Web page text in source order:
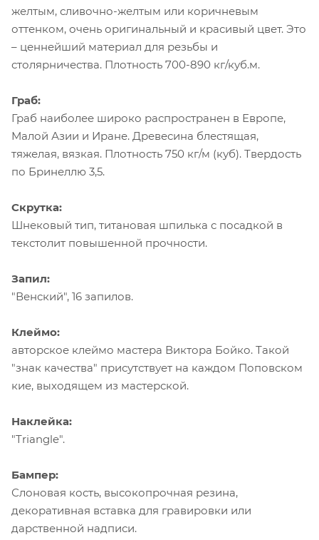
желтым, сливочно-желтым или коричневым
оттенком, очень оригинальный и красивый цвет. Это
– ценнейший материал для резьбы и
столярничества. Плотность 700-890 кг/куб.м.
Граб:
Граб наиболее широко распространен в Европе,
Малой Азии и Иране. Древесина блестящая,
тяжелая, вязкая. Плотность 750 кг/м (куб). Твердость
по Бринеллю 3,5.
Скрутка:
Шнековый тип, титановая шпилька с посадкой в
текстолит повышенной прочности.
Запил:
"Венский", 16 запилов.
Клеймо:
авторское клеймо мастера Виктора Бойко. Такой
"знак качества" присутствует на каждом Поповском
кие, выходящем из мастерской.
Наклейка:
"Triangle".
Бампер:
Слоновая кость, высокопрочная резина,
декоративная вставка для гравировки или
дарственной надписи.